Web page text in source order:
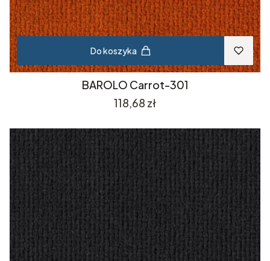
Do koszyka
BAROLO Carrot-301
Cena
118,68 zł